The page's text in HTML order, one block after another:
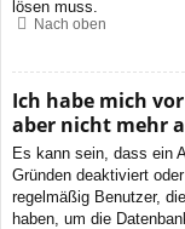
lösen muss.
Nach oben
Ich habe mich
aber nicht mehr
Es kann sein, dass ein
Gründen deaktiviert
regelmäßig Benutzer,
haben, um die